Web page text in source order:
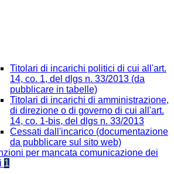
Titolari di incarichi politici di cui all'art.
14, co. 1, del dlgs n. 33/2013 (da
pubblicare in tabelle)
Titolari di incarichi di amministrazione,
di direzione o di governo di cui all'art.
14, co. 1-bis, del dlgs n. 33/2013
Cessati dall'incarico (documentazione
da pubblicare sul sito web)
per mancata comunicazione dei
1